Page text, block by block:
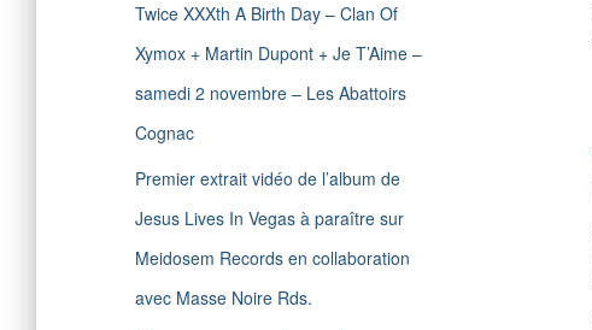
Twice XXXth A Birth Day – Clan Of
Xymox + Martin Dupont + Je T’Aime –
samedi 2 novembre – Les Abattoirs
Cognac
Premier extrait vidéo de l’album de
Jesus Lives In Vegas à paraître sur
Meidosem Records en collaboration
avec Masse Noire Rds.